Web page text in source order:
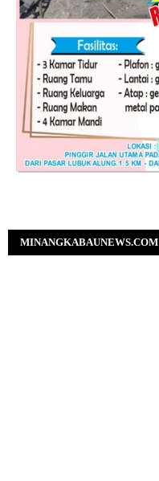
MINANGKABAUNEWS.COM